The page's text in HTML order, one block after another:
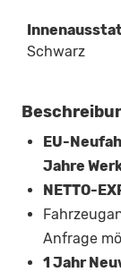
Schwarz
EU-
Jahre
NETTO-
Anfrage
1 Jahr